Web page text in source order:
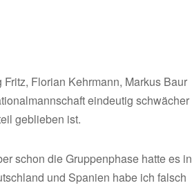
Florian Kehrmann, Markus Baur
eindeutig schwächer
geblieben ist.
schon die Gruppenphase hatte es in
und Spanien habe ich falsch